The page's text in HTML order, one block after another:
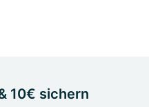
10€ sichern